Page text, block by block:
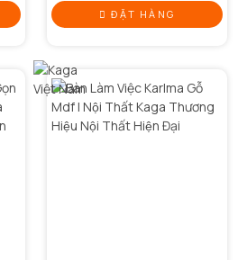
ĐẶT HÀNG